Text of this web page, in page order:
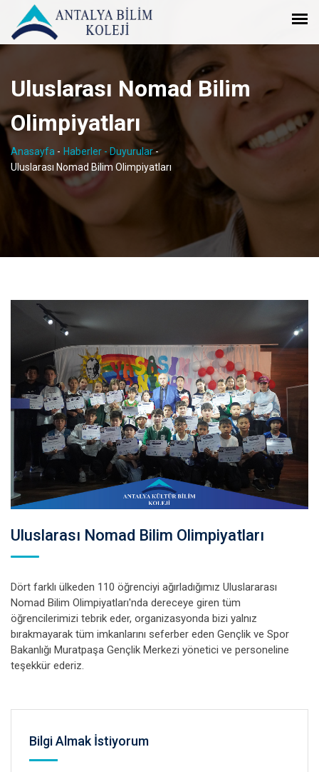
Uluslarası Nomad Bilim
Olimpiyatları
Anasayfa - Haberler - Duyurular-
Uluslarası Nomad Bilim Olimpiyatları
Uluslarası Nomad Bilim Olimpiyatları
Dört farklı ülkeden 110 öğrenciyi ağırladığımız Uluslararası
Nomad Bilim Olimpiyatları'nda dereceye giren tüm
öğrencilerimizi tebrik eder, organizasyonda bizi yalnız
bırakmayarak tüm imkanlarını seferber eden Gençlik ve Spor
Bakanlığı Muratpaşa Gençlik Merkezi yönetici ve personeline
teşekkür ederiz.
Bilgi Almak İstiyorum